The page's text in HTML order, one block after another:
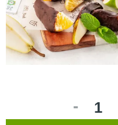
-